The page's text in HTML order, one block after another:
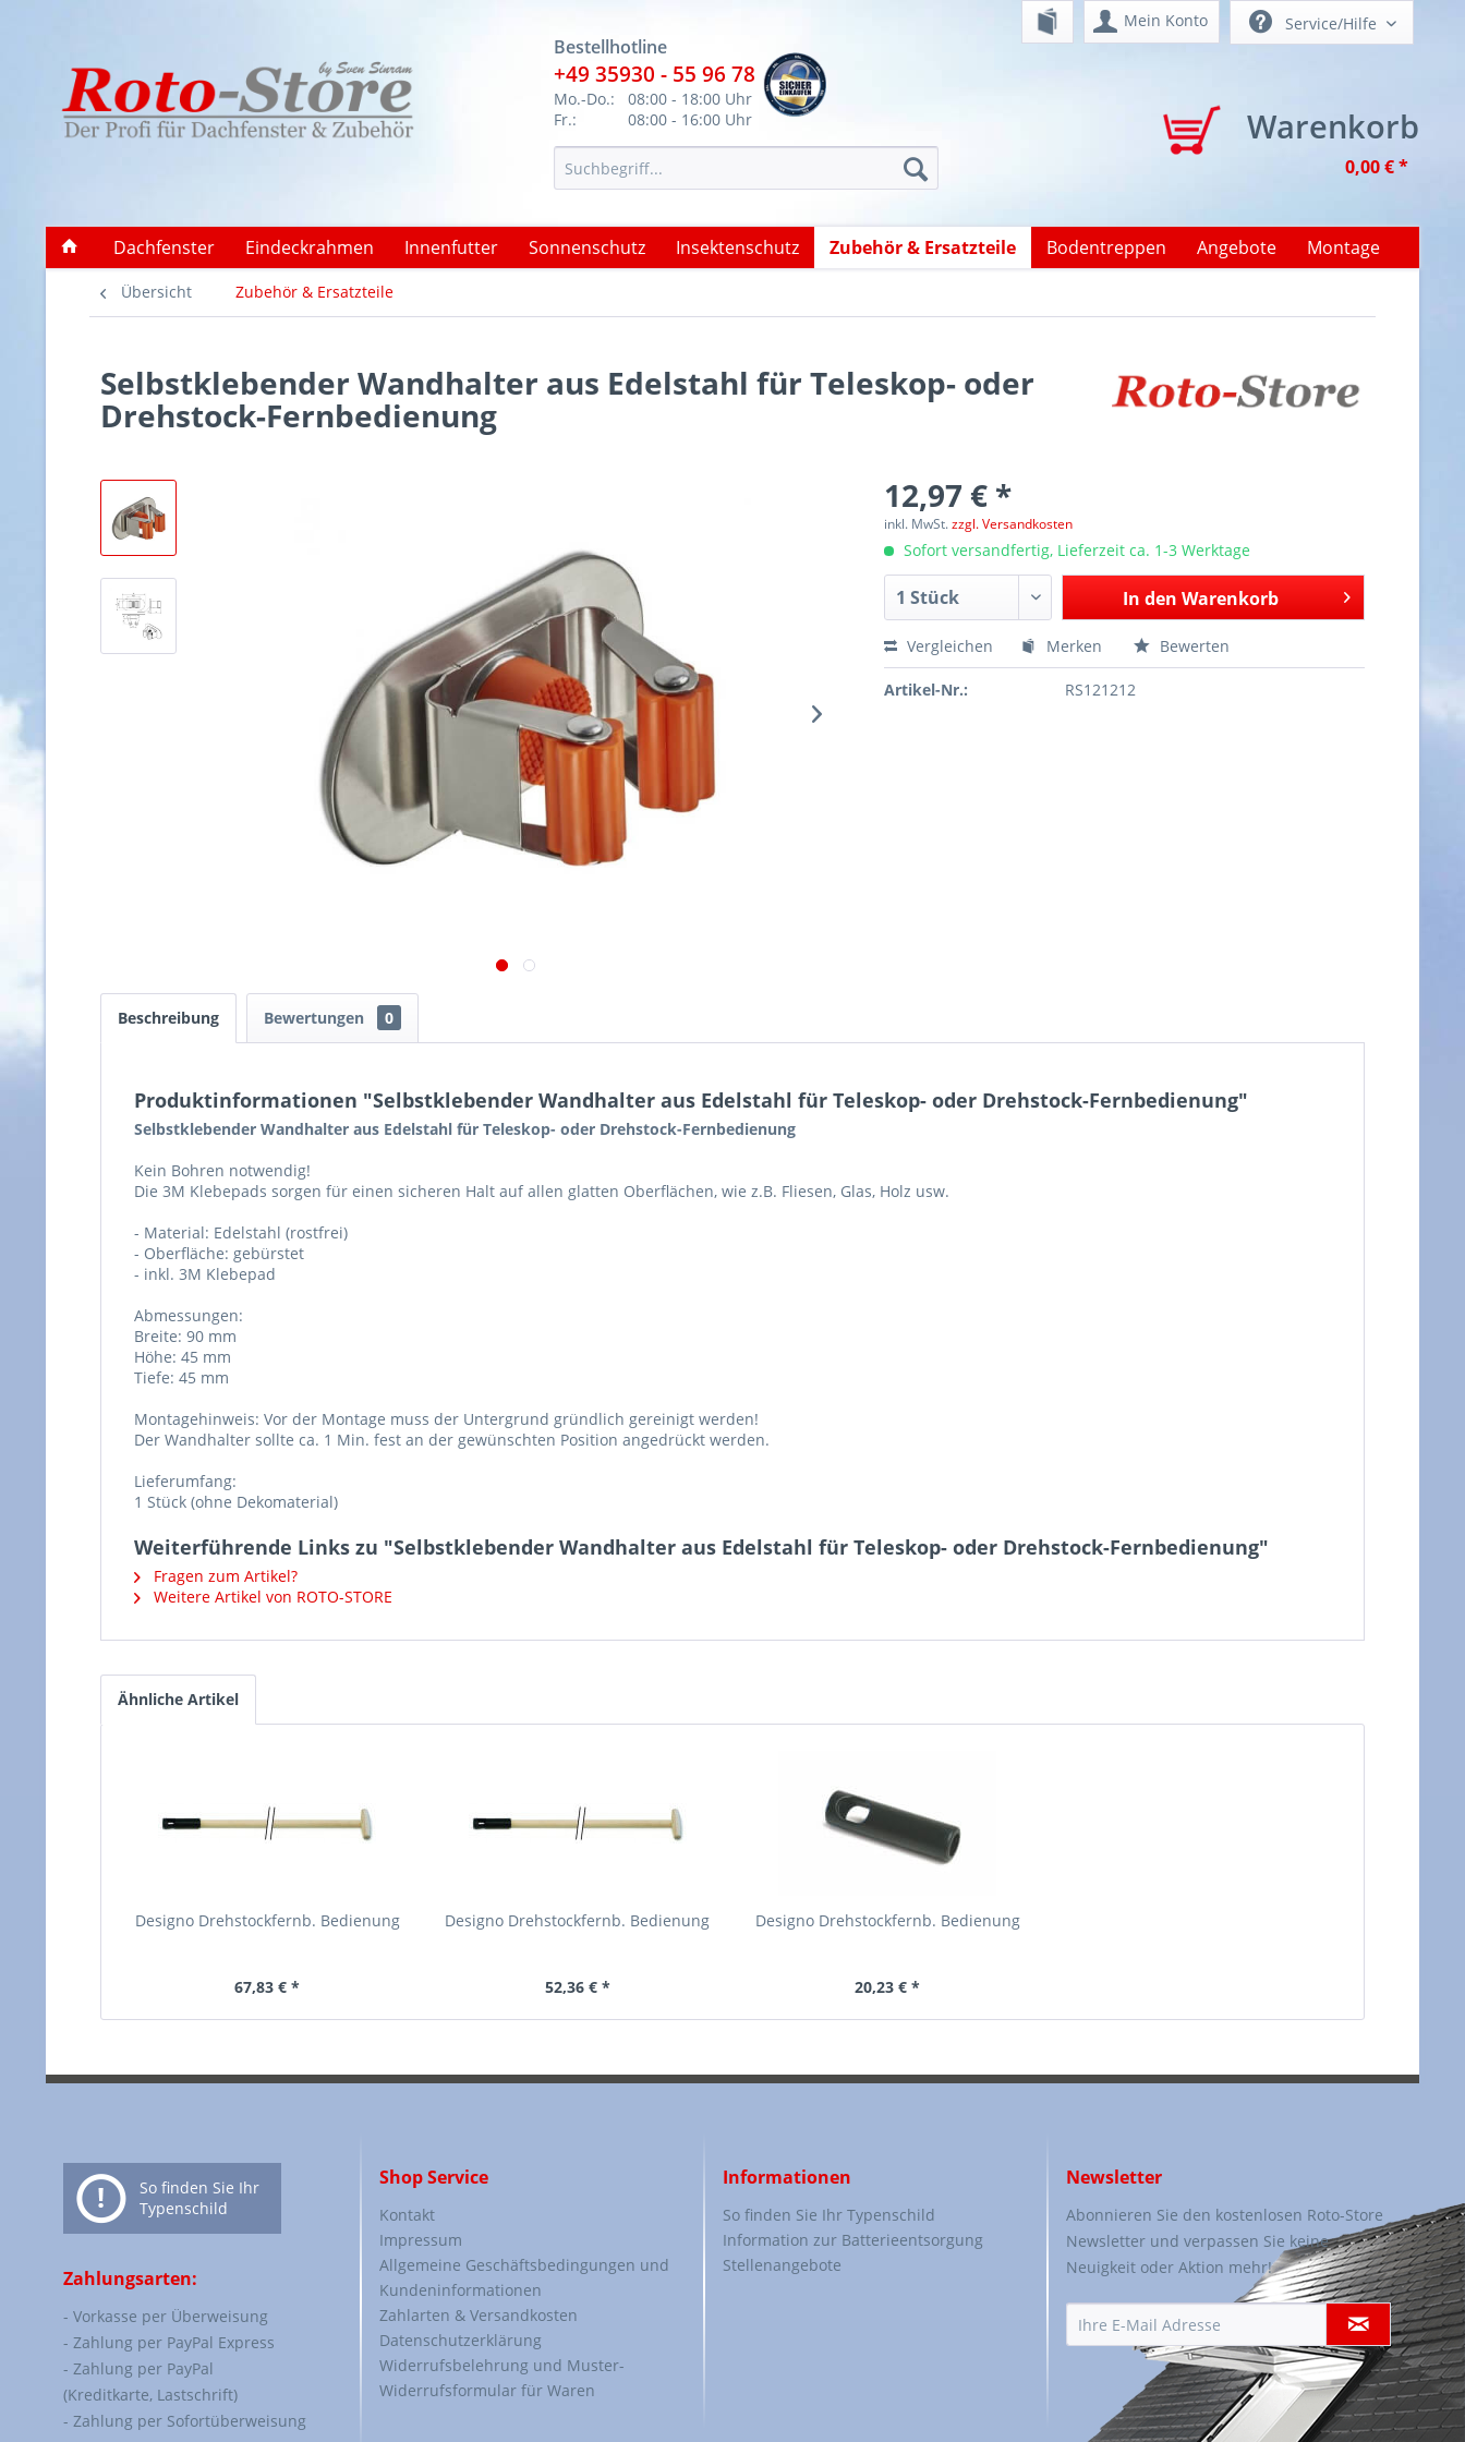
Bestellhotline
+49 35930 - 55 96 78
Mo.-Do.:
08:00 - 18:00 Uhr
Fr.:
08:00 - 16:00 Uhr
Mein Konto
Warenkorb
0,00 € *
Service/Hilfe
Dachfenster Eindeckrahmen Innenfutter Sonnenschutz Insektenschutz Zubehör & Ersatzteile Bodentreppen Angebote Montage
Übersicht Zubehör & Ersatzteile
Selbstklebender Wandhalter aus Edelstahl für Teleskop- oder
Drehstock-Fernbedienung
12,97 € *
inkl. MwSt.zzgl. Versandkosten
Sofort versandfertig, Lieferzeit ca. 1-3 Werktage
In den Warenkorb
Vergleichen Merken Bewerten
Artikel-Nr.: RS121212
Beschreibung Bewertungen 0
Produktinformationen "Selbstklebender Wandhalter aus Edelstahl für Teleskop- oder Drehstock-Fernbedienung"
Selbstklebender Wandhalter aus Edelstahl für Teleskop- oder Drehstock-Fernbedienung
Kein Bohren notwendig!
Die 3M Klebepads sorgen für einen sicheren Halt auf allen glatten Oberflächen, wie z.B. Fliesen, Glas, Holz usw.
- Material: Edelstahl (rostfrei)
- Oberfläche: gebürstet
- inkl. 3M Klebepad
Abmessungen:
Breite: 90 mm
Höhe: 45 mm
Tiefe: 45 mm
Montagehinweis: Vor der Montage muss der Untergrund gründlich gereinigt werden!
Der Wandhalter sollte ca. 1 Min. fest an der gewünschten Position angedrückt werden.
Lieferumfang:
1 Stück (ohne Dekomaterial)
Weiterführende Links zu "Selbstklebender Wandhalter aus Edelstahl für Teleskop- oder Drehstock-Fernbedienung"
Fragen zum Artikel?
Weitere Artikel von ROTO-STORE
Ähnliche Artikel
Designo Drehstockfernb. Bedienung
67,83 € *
Designo Drehstockfernb. Bedienung
52,36 € *
Designo Drehstockfernb. Bedienung
20,23 € *
So finden Sie Ihr
Typenschild
Zahlungsarten:
- Vorkasse per Überweisung
- Zahlung per PayPal Express
- Zahlung per PayPal
(Kreditkarte, Lastschrift)
- Zahlung per Sofortüberweisung
Shop Service
Kontakt
Impressum
Allgemeine Geschäftsbedingungen und
Kundeninformationen
Zahlarten & Versandkosten
Datenschutzerklärung
Widerrufsbelehrung und Muster-
Widerrufsformular für Waren
Informationen
So finden Sie Ihr Typenschild
Information zur Batterieentsorgung
Stellenangebote
Newsletter
Abonnieren Sie den kostenlosen Roto-Store
Newsletter und verpassen Sie keine
Neuigkeit oder Aktion mehr!